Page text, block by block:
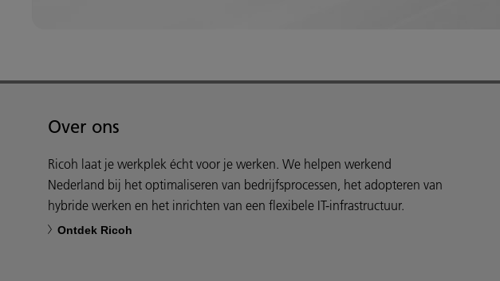
Over ons
Ricoh laat je werkplek écht voor je werken. We helpen werkend
Nederland bij het optimaliseren van bedrijfsprocessen, het adopteren van
hybride werken en het inrichten van een flexibele IT-infrastructuur.
Ontdek Ricoh